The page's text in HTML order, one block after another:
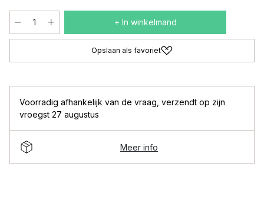
+ In winkelmand
Opslaan als favoriet
Voorradig afhankelijk van de vraag verzendt op zijn
vroegst 27 augustus
Meer info